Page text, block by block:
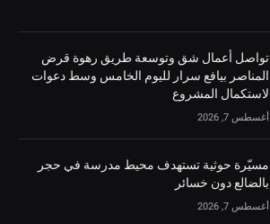
تواصل أعمال شق وتوسعة طريق رهوة قرض
المناصر بيافع سرار لليوم الخامس وسط دعوات
لاستكمال المشروع
أغسطس 7, 2026
مسيّرة حوثية تستهدف محيط مدرسة في حجر
بالضالع دون خسائر
أغسطس 7, 2026